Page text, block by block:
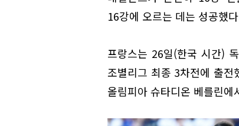
16강에 오르는 데는 성공했
프랑스는 26일(한국 시간)
조별리그 최종 3차전에 출전
올림피아 슈타디온 베를린